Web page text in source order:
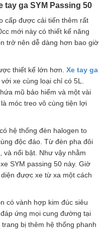
tay ga SYM Passing 50
cấp được cải tiến thêm rất
mới này có thiết kế năng
trở nên dễ dàng hơn bao giờ
thiết kế lớn hơn. Xe tay ga
xe cùng loại chỉ có 5L.
mũ bảo hiểm và một vài
móc treo vô cùng tiện lợi
hệ thống đèn halogen to
độc đáo. Từ đèn pha đôi
nổi bật. Như vậy nhằm
SYM passing 50 này. Giờ
được xe từ xa một cách
có vành hợp kim đúc siêu
ứng mọi cung đường tại
bị thêm hệ thống phanh